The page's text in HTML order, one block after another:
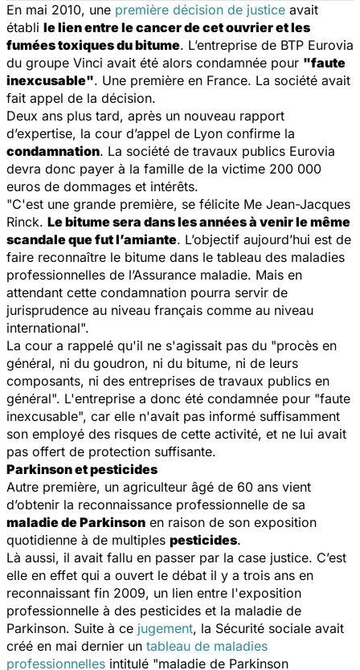
En mai 2010, une première décision de justice avait
établi le lien entre le cancer de cet ouvrier et les
fumées toxiques du bitume. L’entreprise de BTP Eurovia
du groupe Vinci avait été alors condamnée pour "faute
inexcusable". Une première en France. La société avait
fait appel de la décision.
Deux ans plus tard, après un nouveau rapport
d’expertise, la cour d’appel de Lyon confirme la
condamnation. La société de travaux publics Eurovia
devra donc payer à la famille de la victime 200 000
euros de dommages et intérêts.
"C'est une grande première, se félicite Me Jean-Jacques
Rinck. Le bitume sera dans les années à venir le même
scandale que fut l’amiante. L’objectif aujourd’hui est de
faire reconnaître le bitume dans le tableau des maladies
professionnelles de l’Assurance maladie. Mais en
attendant cette condamnation pourra servir de
jurisprudence au niveau français comme au niveau
international".
La cour a rappelé qu'il ne s'agissait pas du "procès en
général, ni du goudron, ni du bitume, ni de leurs
composants, ni des entreprises de travaux publics en
général". L'entreprise a donc été condamnée pour "faute
inexcusable", car elle n'avait pas informé suffisamment
son employé des risques de cette activité, et ne lui avait
pas offert de protection suffisante.
Parkinson et pesticides
Autre première, un agriculteur âgé de 60 ans vient
d’obtenir la reconnaissance professionnelle de sa
maladie de Parkinson en raison de son exposition
quotidienne à de multiples pesticides.
Là aussi, il avait fallu en passer par la case justice. C’est
elle en effet qui a ouvert le débat il y a trois ans en
reconnaissant fin 2009, un lien entre l'exposition
professionnelle à des pesticides et la maladie de
Parkinson. Suite à ce jugement, la Sécurité sociale avait
créé en mai dernier un tableau de maladies
professionnelles intitulé "maladie de Parkinson